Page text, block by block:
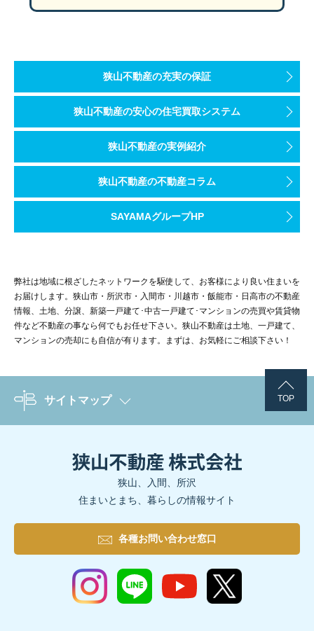
狭山不動産の充実の保証
狭山不動産の安心の住宅買取システム
狭山不動産の実例紹介
狭山不動産の不動産コラム
SAYAMAグループHP
弊社は地域に根ざしたネットワークを駆使して、お客様により良い住まいを
お届けします。狭山市・所沢市・入間市・川越市・飯能市・日高市の不動産
情報、土地、分譲、新築一戸建て･中古一戸建て･マンションの売買や賃貸物
件など不動産の事なら何でもお任せ下さい。狭山不動産は土地、一戸建て、
マンションの売却にも自信が有ります。まずは、お気軽にご相談下さい！
TOP
サイトマップ
狭山、入間、所沢
住まいとまち、暮らしの情報サイト
各種お問い合わせ窓口